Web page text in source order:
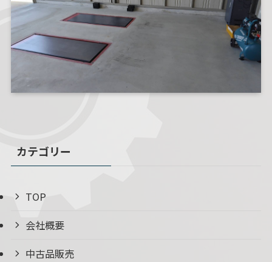
カテゴリー
TOP
会社概要
中古品販売